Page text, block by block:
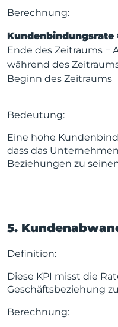
Berechnung:
Kundenbindungsrate
Ende des Zeitraums −
während des
Beginn des Zeitraums
Bedeutung:
Eine hohe
dass das
Beziehungen zu
5.
Definition:
Diese KPI misst die
Geschäftsbeziehung
Berechnung: